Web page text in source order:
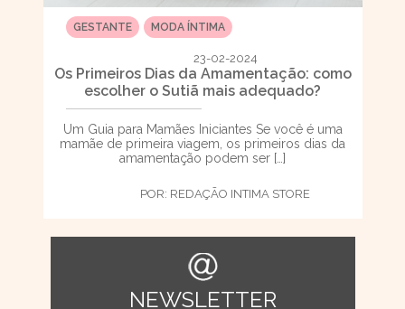
GESTANTE MODA ÍNTIMA
23-02-2024
Os Primeiros Dias da Amamentação: como
escolher o Sutiã mais adequado?
Um Guia para Mamães Iniciantes Se você é uma
mamãe de primeira viagem, os primeiros dias da
amamentação podem ser […]
POR: REDAÇÃO INTIMA STORE
NEWSLETTER